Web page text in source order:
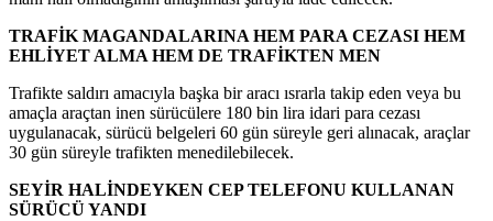
TRAFİK MAGANDALARINA HEM PARA CEZASI HEM
EHLİYET ALMA HEM DE TRAFİKTEN MEN
Trafikte saldırı amacıyla başka bir aracı ısrarla takip eden veya bu
amaçla araçtan inen sürücülere 180 bin lira idari para cezası
uygulanacak, sürücü belgeleri 60 gün süreyle geri alınacak, araçlar
30 gün süreyle trafikten menedilebilecek.
SEYİR HALİNDEYKEN CEP TELEFONU KULLANAN
SÜRÜCÜ YANDI